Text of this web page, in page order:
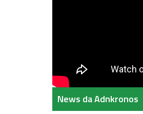
News da Adnkronos